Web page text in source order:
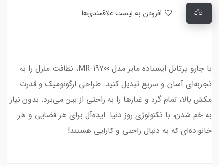
با جارو پرتابل ایستاده مایر مدل MR-19700، نظافت منزل را به
تجربه‌ای آسان و سریع تبدیل کنید. طراحی ارگونومیک و قدرت
مکش بالا، تمام گرد و غبارها را به راحتی از بین می‌برد. بدون نیاز
به خم شدن، با تکنولوژی روز دنیا. ایده‌آل برای هر فضایی و هر
خانواده‌ای که به دنبال راحتی و کارایی هستند!